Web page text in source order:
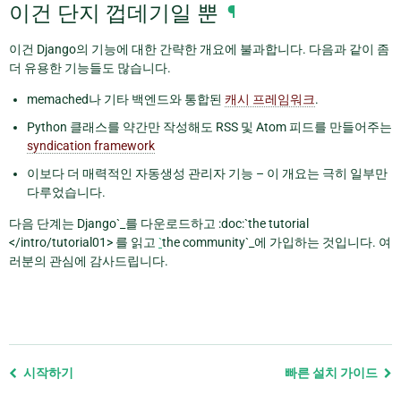
이건 단지 껍데기일 뿐 ¶
이건 Django의 기능에 대한 간략한 개요에 불과합니다. 다음과 같이 좀
더 유용한 기능들도 많습니다.
memached나 기타 백엔드와 통합된 캐시 프레임워크.
Python 클래스를 약간만 작성해도 RSS 및 Atom 피드를 만들어주는
syndication framework
이보다 더 매력적인 자동생성 관리자 기능 – 이 개요는 극히 일부만
다루었습니다.
다음 단계는 Django`_를 다운로드하고 :doc:`the tutorial
</intro/tutorial01> 를 읽고 `the community`_에 가입하는 것입니다. 여
러분의 관심에 감사드립니다.
Previous
시작하기 빠른 설치 가이드